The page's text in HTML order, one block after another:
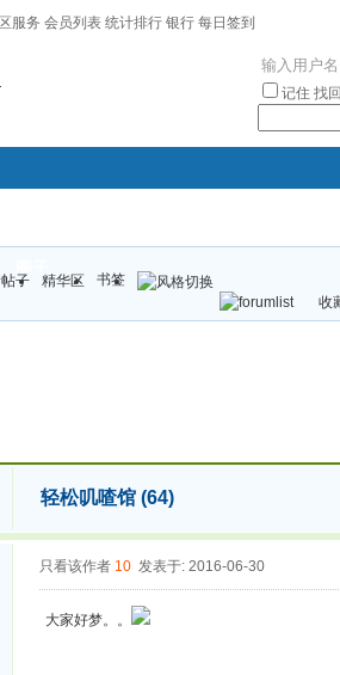
服务 会员列表 统计排行 银行 每日签到
记住 找
子 精华区
书签
收
轻松叽喳馆 (64)
只看该作者 10 发表于: 2016-06-30
大家好梦。。